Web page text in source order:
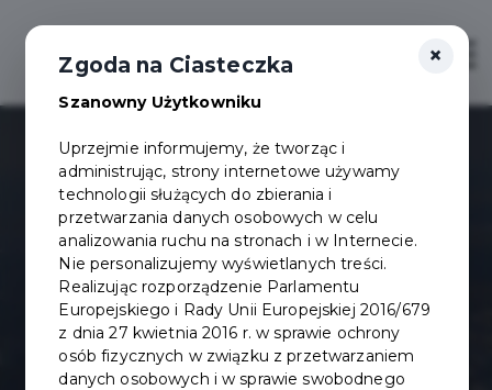
×
Zgoda na Ciasteczka
Szanowny Użytkowniku
Uprzejmie informujemy, że tworząc i
administrując, strony internetowe używamy
technologii służących do zbierania i
przetwarzania danych osobowych w celu
analizowania ruchu na stronach i w Internecie.
Nie personalizujemy wyświetlanych treści.
Realizując rozporządzenie Parlamentu
Europejskiego i Rady Unii Europejskiej 2016/679
z dnia 27 kwietnia 2016 r. w sprawie ochrony
osób fizycznych w związku z przetwarzaniem
danych osobowych i w sprawie swobodnego